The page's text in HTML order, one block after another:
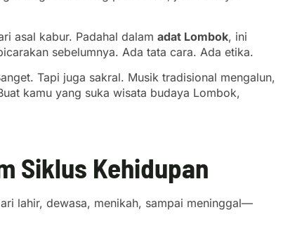
asal kabur. Padahal dalam adat Lombok, ini
sebelumnya. Ada tata cara. Ada etika.
Tapi juga sakral. Musik tradisional mengalun,
kamu yang suka wisata budaya Lombok,
Siklus Kehidupan
lahir, dewasa, menikah, sampai meninggal—